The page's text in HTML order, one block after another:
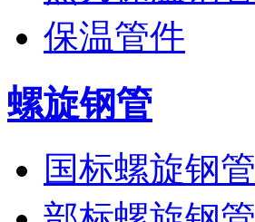
保温管件
螺旋钢管
国标螺旋钢管